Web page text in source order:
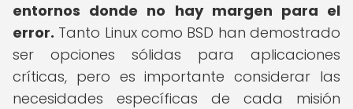
entornos donde no hay margen para el
error. Tanto Linux como BSD han demostrado
ser opciones sólidas para aplicaciones
críticas, pero es importante considerar las
necesidades específicas de cada misión